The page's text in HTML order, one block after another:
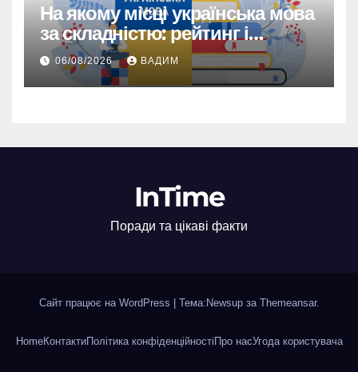
На якому місці українська мова
за складністю: рейтинг і
реальність
06/08/2026 ВАДИМ
InTime
Поради та цікаві факти
Сайт працює на WordPress Тема:Newsup за Themeansar.
HomeКонтактиПолітика конфіденційності Про насУгода користувача